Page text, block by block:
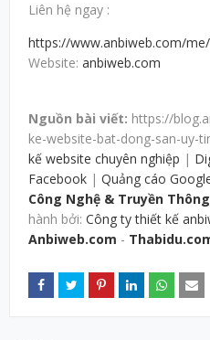
Liên hệ ngay :
https://www.anbiweb.com/
Website: anbiweb.com
Nguồn bài viết: https://
ke-website-bat-dong-san-uy-
kế website chuyên nghiệp |
Facebook | Quảng cáo
Công Nghệ & Truyền
hành bởi: Công ty thiết kế
Anbiweb.com -